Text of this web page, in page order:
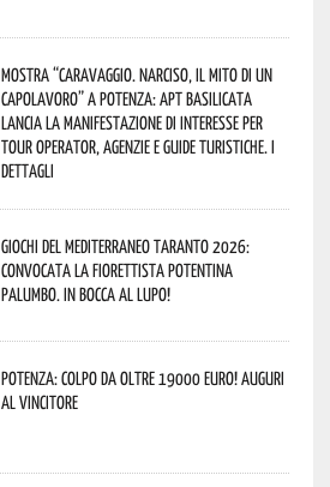
Mostra “Caravaggio. Narciso, il mito di un
capolavoro” a Potenza: APT Basilicata
lancia la manifestazione di interesse per
Tour Operator, Agenzie e Guide Turistiche. I
dettagli
Giochi del Mediterraneo Taranto 2026:
convocata la fiorettista potentina
Palumbo. In bocca al lupo!
Potenza: colpo da oltre 19000 Euro! Auguri
al vincitore